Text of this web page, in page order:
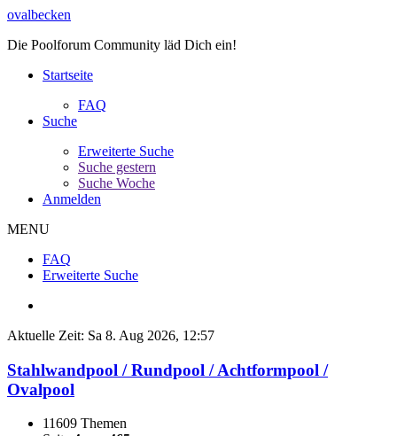
ovalbecken
Die Poolforum Community läd Dich ein!
Startseite
FAQ
Suche
Erweiterte Suche
Suche gestern
Suche Woche
Anmelden
MENU
FAQ
Erweiterte Suche
Aktuelle Zeit: Sa 8. Aug 2026, 12:57
Stahlwandpool / Rundpool / Achtformpool /
Ovalpool
11609 Themen